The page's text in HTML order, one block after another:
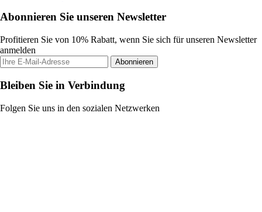
Abonnieren Sie unseren Newsletter
Profitieren Sie von 10% Rabatt, wenn Sie sich für unseren Newsletter
anmelden
Abonnieren
Bleiben Sie in Verbindung
Folgen Sie uns in den sozialen Netzwerken